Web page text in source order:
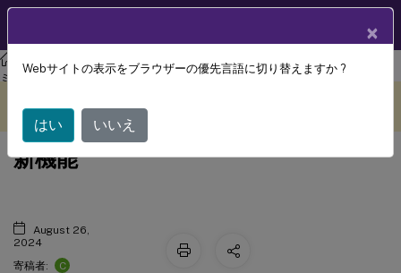
Citrix Secure Private Access
Citrix Secure Private Access-オンプレ
ミス
翻訳されています。
新機能
August 26,
2024
寄稿者:
C
×
Webサイトの表示をブラウザーの優先言語に切り替えますか ?
はい いいえ